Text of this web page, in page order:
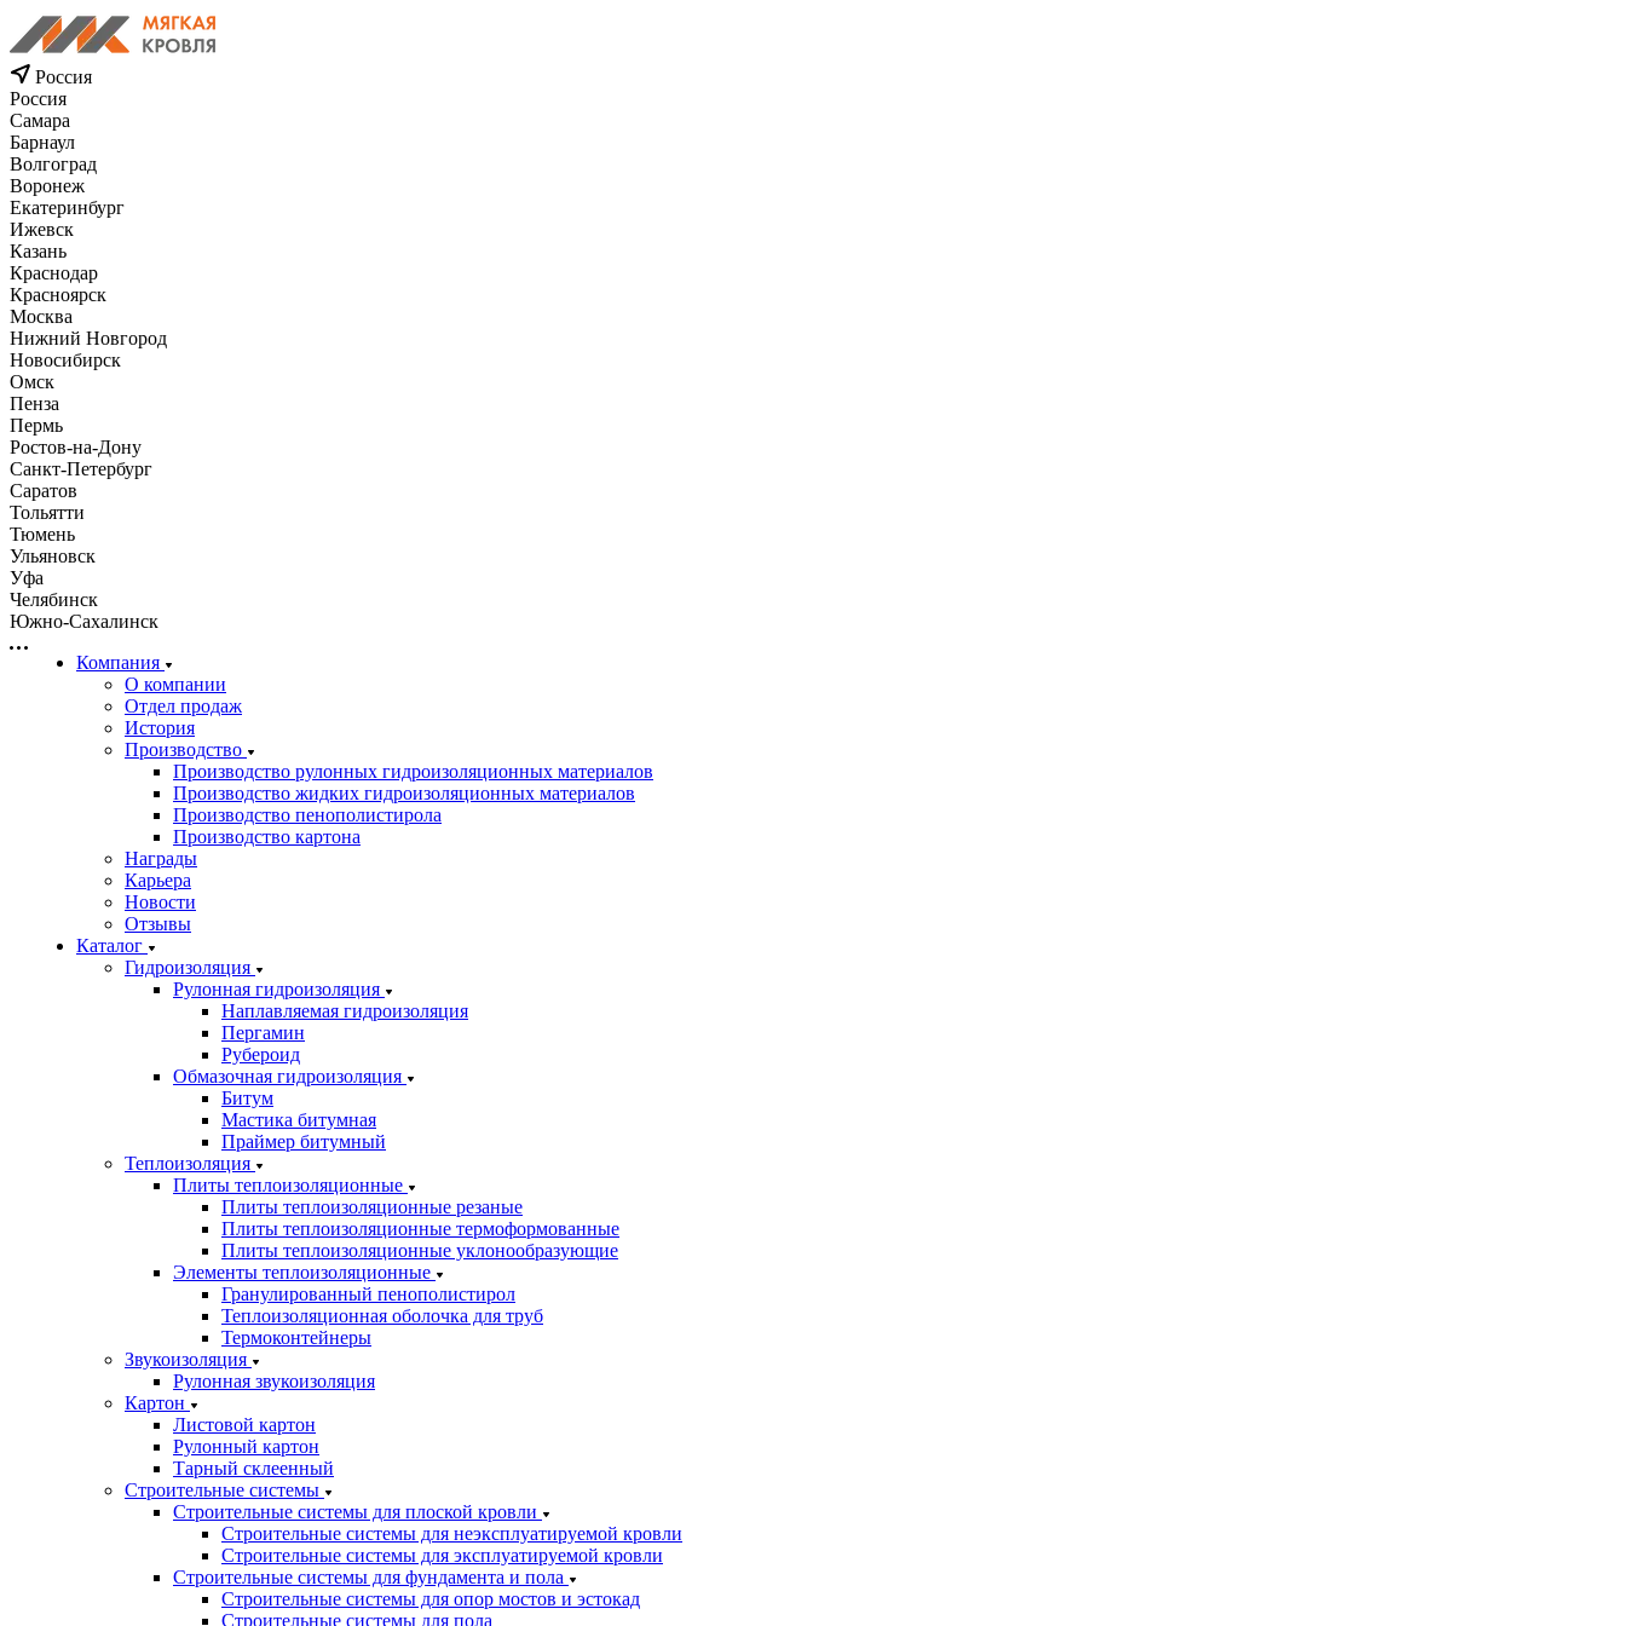
Россия
Россия
Самара
Барнаул
Волгоград
Воронеж
Екатеринбург
Ижевск
Казань
Краснодар
Красноярск
Москва
Нижний Новгород
Новосибирск
Омск
Пенза
Пермь
Ростов-на-Дону
Санкт-Петербург
Саратов
Тольятти
Тюмень
Ульяновск
Уфа
Челябинск
Южно-Сахалинск
Компания
О компании
Отдел продаж
История
Производство
Производство рулонных гидроизоляционных материалов
Производство жидких гидроизоляционных материалов
Производство пенополистирола
Производство картона
Награды
Карьера
Новости
Отзывы
Каталог
Гидроизоляция
Рулонная гидроизоляция
Наплавляемая гидроизоляция
Пергамин
Рубероид
Обмазочная гидроизоляция
Битум
Мастика битумная
Праймер битумный
Теплоизоляция
Плиты теплоизоляционные
Плиты теплоизоляционные резаные
Плиты теплоизоляционные термоформованные
Плиты теплоизоляционные уклонообразующие
Элементы теплоизоляционные
Гранулированный пенополистирол
Теплоизоляционная оболочка для труб
Термоконтейнеры
Звукоизоляция
Рулонная звукоизоляция
Картон
Листовой картон
Рулонный картон
Тарный склеенный
Строительные системы
Строительные системы для плоской кровли
Строительные системы для неэксплуатируемой кровли
Строительные системы для эксплуатируемой кровли
Строительные системы для фундамента и пола
Строительные системы для опор мостов и эстокад
Строительные системы для пола